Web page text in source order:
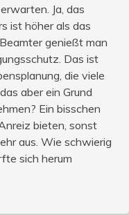
Ja, das
ist höher als das
genießt man
Das ist
die viele
aber ein Grund
Ein bisschen
bieten, sonst
aus. Wie schwierig
sich herum